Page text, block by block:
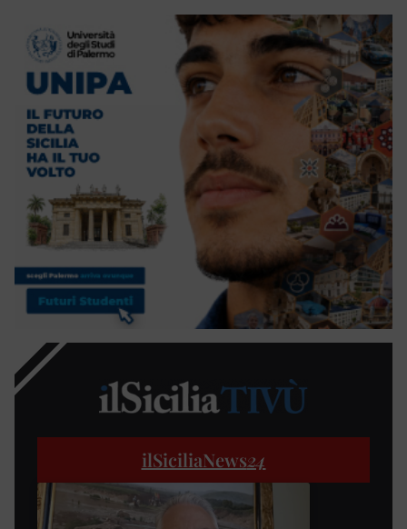
ilSiciliaNews24